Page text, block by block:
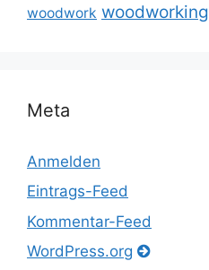
woodwork woodworking
Meta
Anmelden
Eintrags-Feed
Kommentar-Feed
WordPress.org